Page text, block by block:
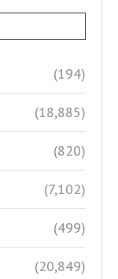
(194)
(18,885)
(820)
(7,102)
(499)
(20,849)